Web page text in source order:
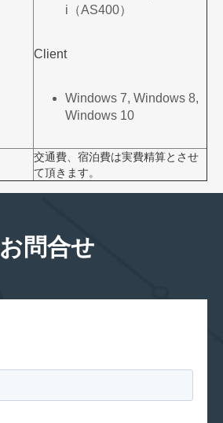
i（AS400）
Client
Windows 7, Windows 8,
Windows 10
交通費、宿泊費は実費精算とさせ
て頂きます。
お問合せ